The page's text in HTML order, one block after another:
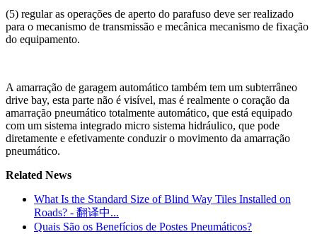
(5) regular as operações de aperto do parafuso deve ser realizado
para o mecanismo de transmissão e mecânica mecanismo de fixação
do equipamento.
A amarração de garagem automático também tem um subterrâneo
drive bay, esta parte não é visível, mas é realmente o coração da
amarração pneumático totalmente automático, que está equipado
com um sistema integrado micro sistema hidráulico, que pode
diretamente e efetivamente conduzir o movimento da amarração
pneumático.
Related News
What Is the Standard Size of Blind Way Tiles Installed on
Roads? - 翻译中...
Quais São os Benefícios de Postes Pneumáticos?